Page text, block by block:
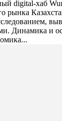
digital-хаб
рынка
Динамика и